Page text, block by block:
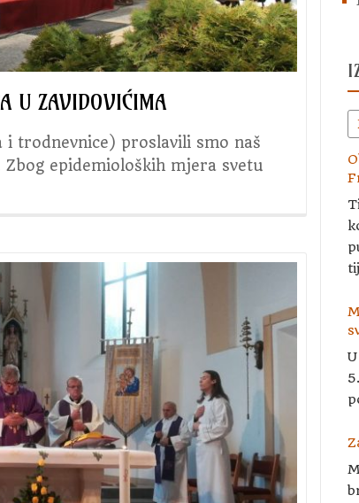
U ZAVIDOVIĆIMA
trodnevnice) proslavili smo naš
Zbog epidemioloških mjera svetu